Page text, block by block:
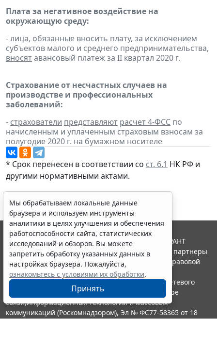
Плата за негативное воздействие на
окружающую среду:
-лица, обязанные вносить плату, за исключением
субъектов малого и среднего предпринимательства,
вносятавансовый платеж за II квартал 2020 г.
Страхование от несчастных случаев на
производстве и профессиональных
заболеваний:
- страхователи представляют расчет 4-ФСС по
начисленным и уплаченным страховым взносам за
полугодие 2020 г. на бумажном носителе
* Срок перенесен в соответствии со ст. 6.1 НК РФ и
другими нормативными актами.
Мы обрабатываем локальные данные
браузера и используем инструменты
аналитики в целях улучшения и обеспечения
работоспособности сайта, статистических
исследований и обзоров. Вы можете
запретить обработку указанных данных в
настройках браузера. Пожалуйста,
ознакомьтесь с условиями их обработки.
Принять
© ООО "НПП "ГАРАНТ-СЕРВИС", 2026. Система ГАРАНТ
выпускается с 1990 года. Компания "Гарант" и ее партнеры
являются участниками Российской ассоциации правовой
информации ГАРАНТ.
Портал ГАРАНТ.РУ зарегистрирован в качестве сетевого
издания Федеральной службой по надзору в сфере
связи,информационных технологий и массовых
коммуникаций (Роскомнадзором), Эл № ФС77-58365 от 18